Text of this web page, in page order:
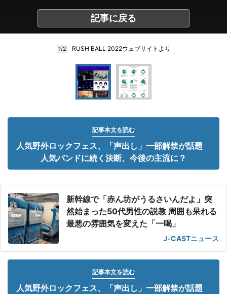
記事に戻る
1/2 RUSH BALL 2022ウェブサイトより
記事本文を読む
人気野外ロックフェス、「声出し」一部解禁が話題
人気バンドに続く決断、今後の主流に？
新幹線で「赤ん坊がうるさいんだよ」突
然始まった50代男性の説教 周囲も呆れる
最悪の雰囲気を変えた「一喝」
J-CASTニュース
記事本文を読む
人気野外ロックフェス、「声出し」一部解禁が話題